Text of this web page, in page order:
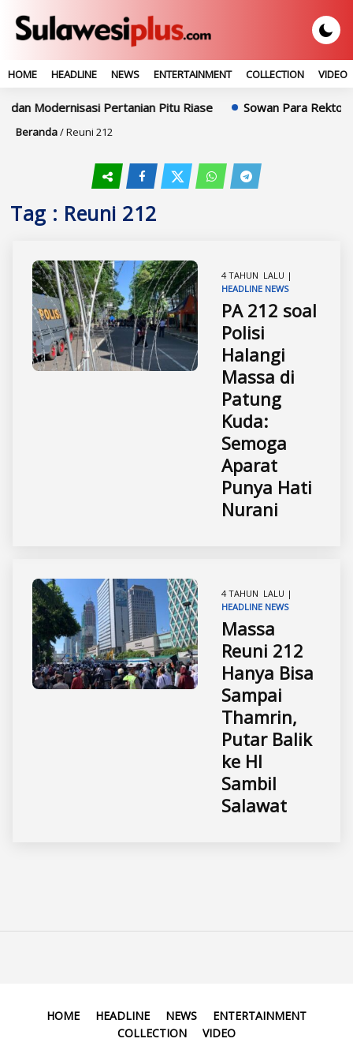
HOME HEADLINE NEWS ENTERTAINMENT COLLECTION VIDEO
Modernisasi Pertanian Pitu Riase Sowan Para Rektor,
Beranda/Reuni 212
Tag : Reuni 212
4 TAHUN LALU |
HEADLINE NEWS
PA 212 soal
Polisi
Halangi
Massa di
Patung
Kuda:
Semoga
Aparat
Punya Hati
Nurani
4 TAHUN LALU |
HEADLINE NEWS
Massa
Reuni 212
Hanya Bisa
Sampai
Thamrin,
Putar Balik
ke HI
Sambil
Salawat
HOME HEADLINE NEWS
ENTERTAINMENT
COLLECTION
VIDEO